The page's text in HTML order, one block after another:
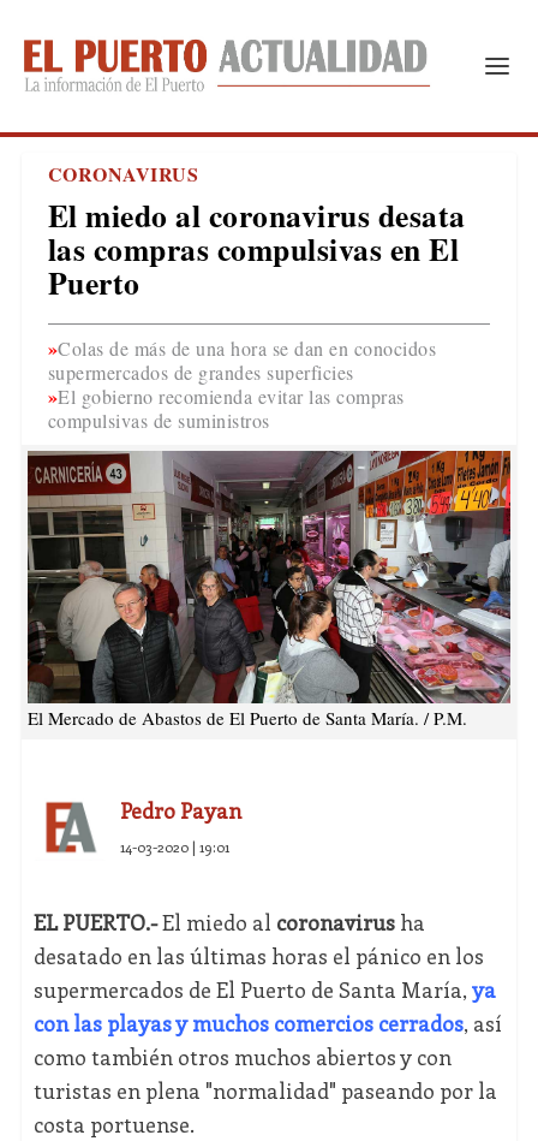
CORONAVIRUS
El miedo al coronavirus desata
las compras compulsivas en El
Puerto
Colas de más de una hora se dan en conocidos
supermercados de grandes superficies
El gobierno recomienda evitar las compras
compulsivas de suministros
El Mercado de Abastos de El Puerto de Santa María. / P.M.
Pedro Payan
14-03-2020 | 19:01
EL PUERTO.-El miedo al coronavirusha
desatado en las últimas horas el pánico en los
supermercados de El Puerto de Santa María, ya
con las playas y muchos comercios cerrados, así
como también otros muchos abiertos y con
turistas en plena "normalidad" paseando por la
costa portuense.